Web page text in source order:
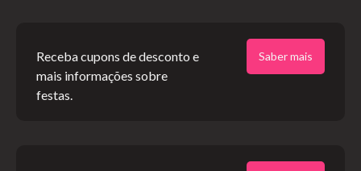
Receba cupons de desconto e
mais informações sobre
festas.
Saber mais